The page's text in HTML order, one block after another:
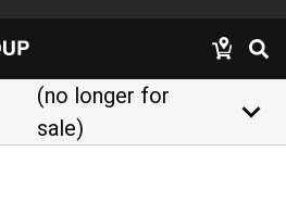
(no longer for
sale)
keyboard_arrow_down